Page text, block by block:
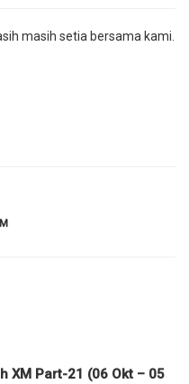
masih setia bersama kami.
XM Part-21 (06 Okt – 05